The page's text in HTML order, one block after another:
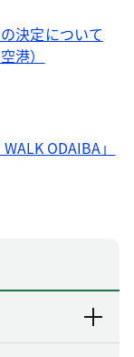
決定について
港）
ODAIBA」